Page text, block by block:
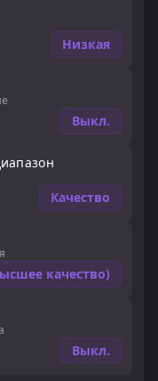
Низкая
Выкл.
Качество
качество)
Выкл.